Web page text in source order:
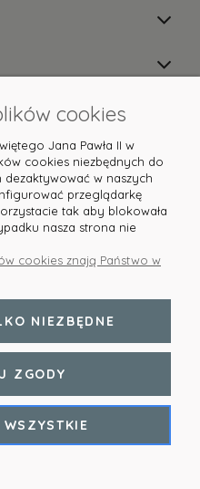
Skontaktuj się z
lub tel.
Shoper.pl
cookies
Jana Pawła II w
cookies niezbędnych do
dezaktywować w naszych
przeglądarkę
tak aby blokowała
nasza strona nie
cookies znają Państwo w
NIEZBĘDNE
ZGODY